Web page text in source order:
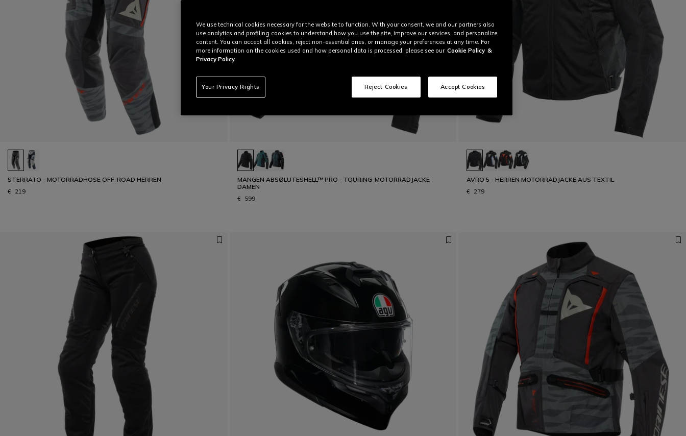
STERRATO - MOTORRADHOSE OFF-ROAD HERREN
€ 219
MANGEN ABSØLUTESHELL™ PRO - TOURING-MOTORRADJACKE
DAMEN
€ 599
AVRO 5 - HERREN MOTORRADJACKE AUS TEXTIL
€ 279
We use technical cookies necessary for the website to function. With your consent, we and our partners also
use analytics and profiling cookies to understand how you use the site, improve our services, and personalize
content. You can accept all cookies, reject non-essential ones, or manage your preferences at any time. For
more information on the cookies used and how personal data is processed, please see our Cookie Policy &
Privacy Policy.
Your Privacy Rights Reject Cookies Accept Cookies